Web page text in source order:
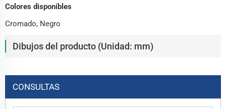
Colores disponibles
Cromado, Negro
Dibujos del producto (Unidad: mm)
CONSULTAS